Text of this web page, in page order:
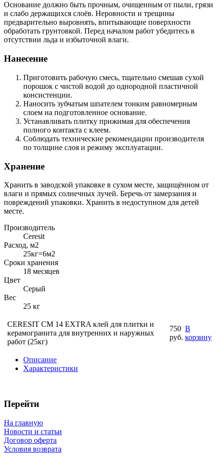
Основание должно быть прочным, очищенным от пыли, грязи
и слабо держащихся слоёв. Неровности и трещины
предварительно выровнять, впитывающие поверхности
обработать грунтовкой. Перед началом работ убедитесь в
отсутствии льда и избыточной влаги.
Нанесение
Приготовить рабочую смесь, тщательно смешав сухой
порошок с чистой водой до однородной пластичной
консистенции.
Наносить зубчатым шпателем тонким равномерным
слоем на подготовленное основание.
Устанавливать плитку прижимая для обеспечения
полного контакта с клеем.
Соблюдать технические рекомендации производителя
по толщине слоя и режиму эксплуатации.
Хранение
Хранить в заводской упаковке в сухом месте, защищённом от
влаги и прямых солнечных лучей. Беречь от замерзания и
повреждений упаковки. Хранить в недоступном для детей
месте.
Производитель
Ceresit
Расход, м2
25кг=6м2
Сроки хранения
18 месяцев
Цвет
Серый
Вес
25 кг
CERESIT CM 14 EXTRA клей для плитки и
керамогранита для внутренних и наружных
работ (25кг)
750
руб.
В
корзину
Описание
Характеристики
Перейти
На главную
Новости и статьи
Договор оферта
Условия возврата